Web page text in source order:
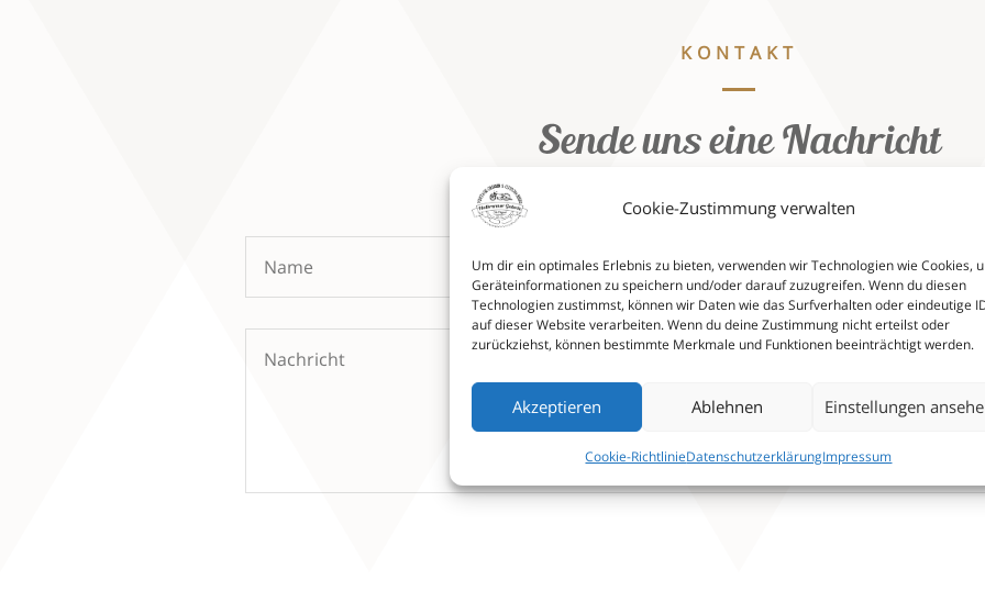
Cookie-Zustimmung verwalten
Um dir ein optimales Erlebnis zu bieten, verwenden wir Technologien wie Cookies,
Geräteinformationen zu speichern und/oder darauf zuzugreifen. Wenn du diesen
Technologien zustimmst, können wir Daten wie das Surfverhalten oder eindeutige
auf dieser Website verarbeiten. Wenn du deine Zustimmung nicht erteilst oder
zurückziehst, können bestimmte Merkmale und Funktionen beeinträchtigt werden.
Akzeptieren Ablehnen Einstellungen
Cookie-RichtlinieDatenschutzerklärungImpressum
KONTAKT
Sende uns eine Nachricht